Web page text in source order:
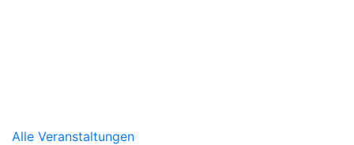
Alle Veranstaltungen